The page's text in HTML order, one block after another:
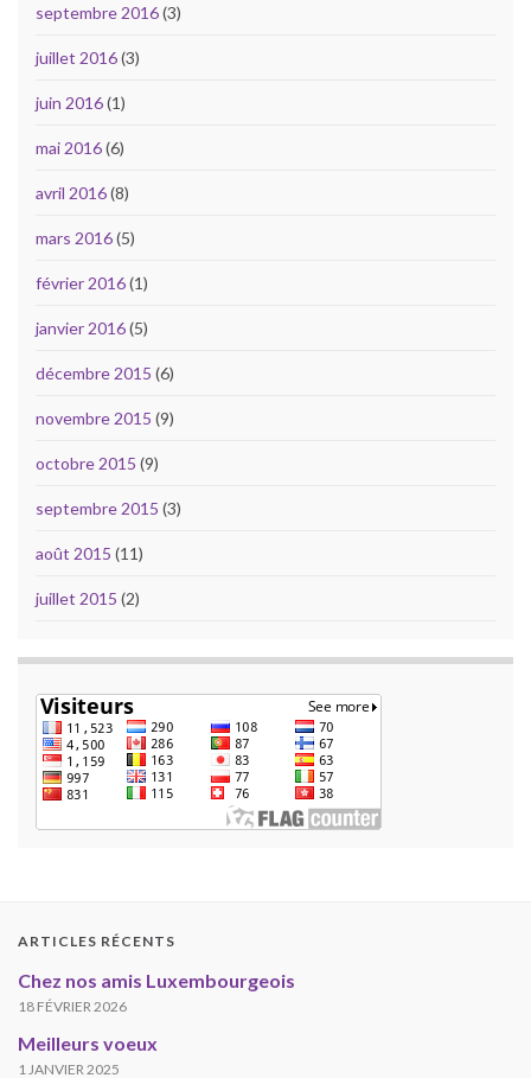
septembre 2016(3)
juillet 2016(3)
juin 2016(1)
mai 2016(6)
avril 2016(8)
mars 2016(5)
février 2016(1)
janvier 2016(5)
décembre 2015 (6)
novembre 2015 (9)
octobre 2015 (9)
septembre 2015 (3)
août 2015 (11)
juillet 2015 (2)
ARTICLES RÉCENTS
Chez nos amis Luxembourgeois
18 FÉVRIER 2026
Meilleurs voeux
1 JANVIER 2025